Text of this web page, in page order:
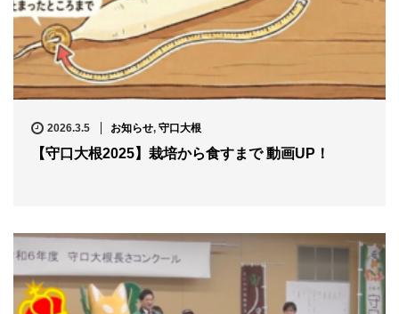
i
n
2026.3.5 お知らせ, 守口大根
【守口大根2025】栽培から食すまで 動画UP！